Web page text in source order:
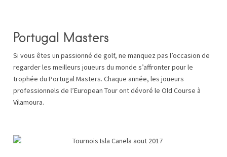
Portugal Masters
Si vous êtes un passionné de golf, ne manquez pas l’occasion de
regarder les meilleurs joueurs du monde s’affronter pour le
trophée du Portugal Masters. Chaque année, les joueurs
professionnels de l’European Tour ont dévoré le Old Course à
Vilamoura.